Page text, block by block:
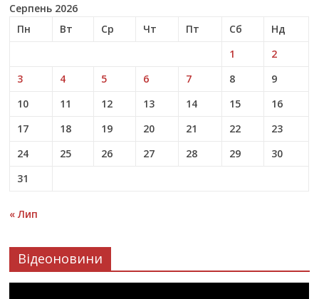
Серпень 2026
Пн
Вт Ср Чт Пт Сб
Нд
1
2
3
4 5 6 7 8
9
10
11 12 13 14 15
16
17
18 19 20 21 22
23
24
25 26 27 28 29
30
31
« Лип
Відеоновини